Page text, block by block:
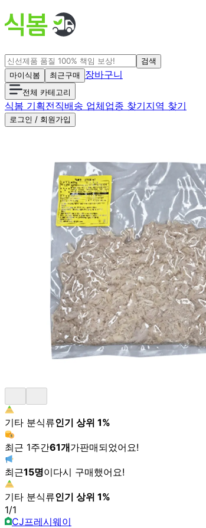
검색
마이식봄
최근구매 장바구니
전체 카테고리
식봄 기획전직배송 업체업종 찾기지역 찾기
로그인 / 회원가입
기타 분식류인기 상위 1%
최근 1주간61개가판매되었어요!
최근15명이다시 구매했어요!
기타 분식류인기 상위 1%
1/1
CJ프레시웨이